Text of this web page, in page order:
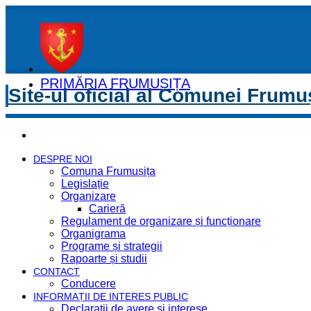
PRIMĂRIA FRUMUȘIȚA
Site-ul oficial al Comunei
DESPRE NOI
Comuna Frumușița
Legislație
Organizare
Carieră
Regulament de organizare și funcționare
Organigrama
Programe și strategii
Rapoarte și studii
CONTACT
Conducere
INFORMAȚII DE INTERES PUBLIC
Declaratii de avere si interese